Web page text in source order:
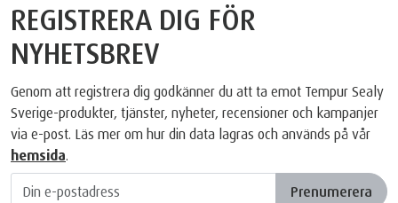
REGISTRERA DIG FÖR
NYHETSBREV
Genom att registrera dig godkänner du att ta emot Tempur Sealy
Sverige-produkter, tjänster, nyheter, recensioner och kampanjer
via e-post. Läs mer om hur din data lagras och används på vår
hemsida.
Prenumerera